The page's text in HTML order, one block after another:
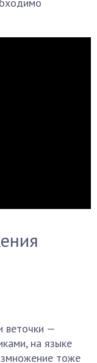
веточки —
на языке
тоже